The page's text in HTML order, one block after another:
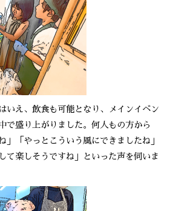
いえ、飲食も可能となり、メインイベン
で盛り上がりました。何人もの方から
」「やっとこういう風にできましたね」
て楽しそうですね」といった声を伺いま